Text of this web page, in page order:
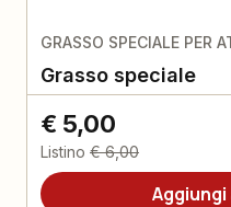
GRASSO SPECIALE PER
Grasso speciale
€ 5,00
Listino € 6,00